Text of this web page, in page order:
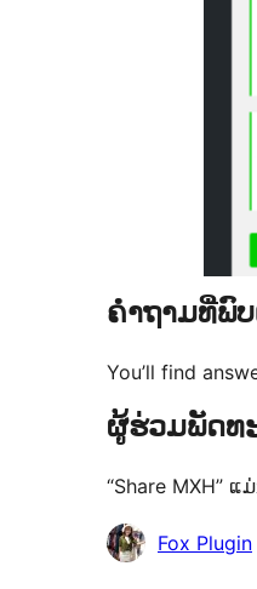
ຄຳຖາມທີ່ພົ
You’ll find
ຜູ້ຮ່ວມພັດທ
“Share MXH”
ຜູ້
Fox Plugin